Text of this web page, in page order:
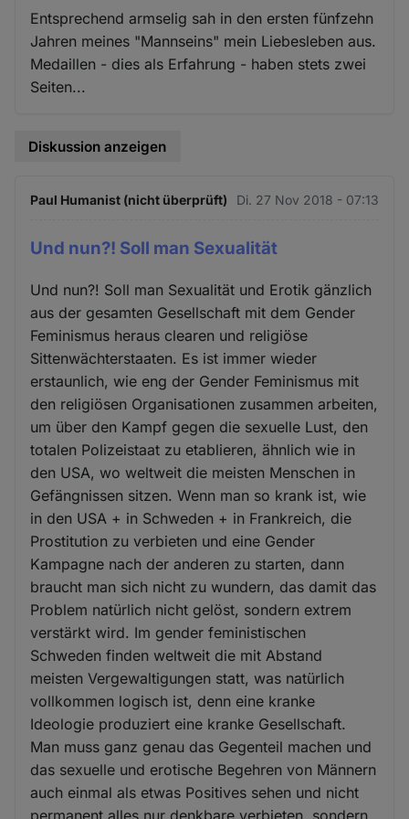
Entsprechend armselig sah in den ersten fünfzehn
Jahren meines "Mannseins" mein Liebesleben aus.
Medaillen - dies als Erfahrung - haben stets zwei
Seiten...
Diskussion anzeigen
Paul Humanist (nicht überprüft) Di. 27 Nov 2018 - 07:13
Und nun?! Soll man Sexualität
Und nun?! Soll man Sexualität und Erotik gänzlich
aus der gesamten Gesellschaft mit dem Gender
Feminismus heraus clearen und religiöse
Sittenwächterstaaten. Es ist immer wieder
erstaunlich, wie eng der Gender Feminismus mit
den religiösen Organisationen zusammen arbeiten,
um über den Kampf gegen die sexuelle Lust, den
totalen Polizeistaat zu etablieren, ähnlich wie in
den USA, wo weltweit die meisten Menschen in
Gefängnissen sitzen. Wenn man so krank ist, wie
in den USA + in Schweden + in Frankreich, die
Prostitution zu verbieten und eine Gender
Kampagne nach der anderen zu starten, dann
braucht man sich nicht zu wundern, das damit das
Problem natürlich nicht gelöst, sondern extrem
verstärkt wird. Im gender feministischen
Schweden finden weltweit die mit Abstand
meisten Vergewaltigungen statt, was natürlich
vollkommen logisch ist, denn eine kranke
Ideologie produziert eine kranke Gesellschaft.
Man muss ganz genau das Gegenteil machen und
das sexuelle und erotische Begehren von Männern
auch einmal als etwas Positives sehen und nicht
permanent alles nur denkbare verbieten, sondern